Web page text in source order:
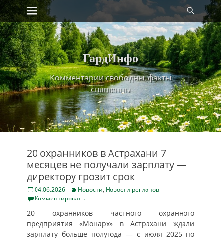
Skip
to
content
Primary Menu
ГардИнфо
Комментарии свободны, факты
священны
20 охранников в Астрахани 7
месяцев не получали зарплату —
директору грозит срок
Posted
on
04.06.2026 Categories
Новости, Новости регионов
Комментировать
20 охранников частного охранного
предприятия «Монарх» в Астрахани ждали
зарплату больше полугода — с июля 2025 по